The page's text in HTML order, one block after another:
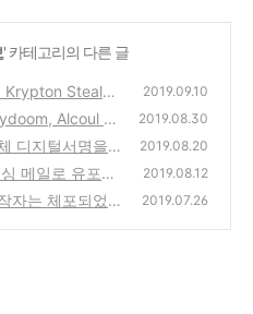
' 카테고리의 다른 글
Krypton Stealer
2019.09.10
Alcoul 악
2019.08.30
디지털서명을
2019.08.20
메일로 유포되
(0)
2019.08.12
자는 체포되었
2019.07.26